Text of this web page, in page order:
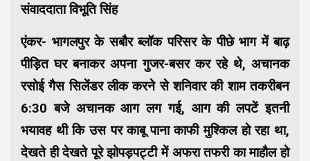
संवाददाता विभूति सिंह
एंकर- भागलपुर के सबौर ब्लॉक परिसर के पीछे भाग में बाढ़
पीड़ित घर बनाकर अपना गुजर-बसर कर रहे थे, अचानक
रसोई गैस सिलेंडर लीक करने से शनिवार की शाम तकरीबन
6:30 बजे अचानक आग लग गई, आग की लपटें इतनी
भयावह थी कि उस पर काबू पाना काफी मुश्किल हो रहा था,
देखते ही देखते पूरे झोपड़पट्टी में अफरा तफरी का माहौल हो